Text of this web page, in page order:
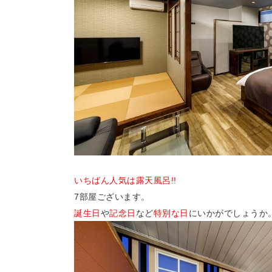
いちばん人気は露天風呂!!
7部屋ございます。
誕生日や記念日 など特別な日 にいかがでしょうか